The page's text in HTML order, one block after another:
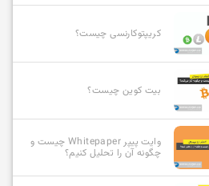
کریپتوکارنسی چیست؟
بیت کوین چیست؟
وایت پیپر Whitepaper چیست و
چگونه آن را تحلیل کنیم؟